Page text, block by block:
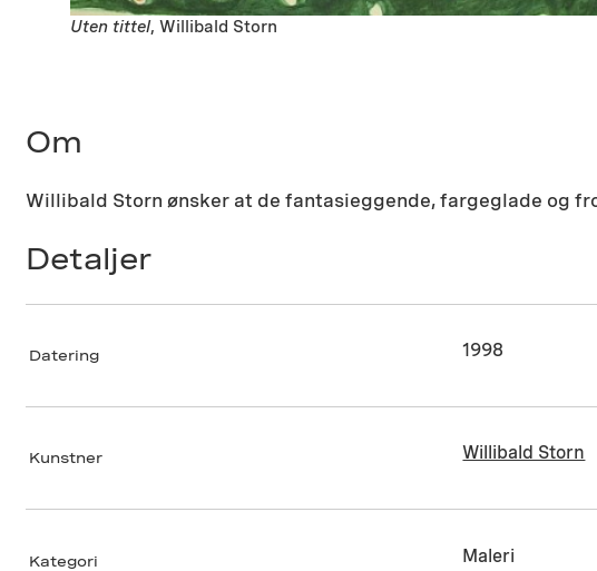
Uten tittel, Willibald Storn
Om
Willibald Storn ønsker at de fantasieggende, fargeglade og
Detaljer
Datering 1998
Kunstner Willibald Storn
Kategori Maleri